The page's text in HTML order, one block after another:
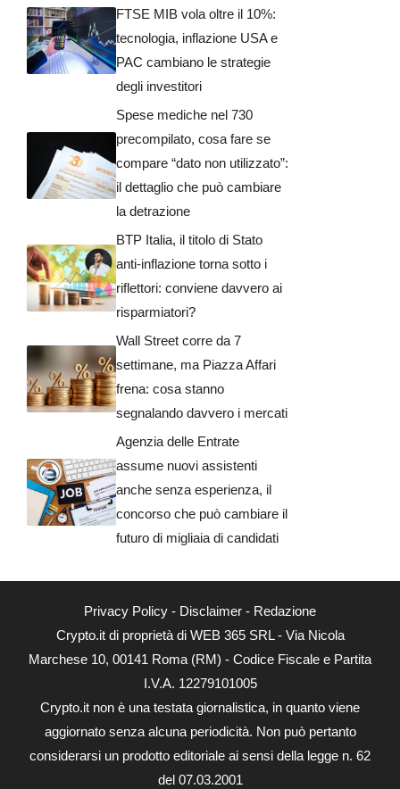
FTSE MIB vola oltre il 10%:
tecnologia, inflazione USA e
PAC cambiano le strategie
degli investitori
Spese mediche nel 730
precompilato, cosa fare se
compare “dato non utilizzato”:
il dettaglio che può cambiare
la detrazione
BTP Italia, il titolo di Stato
anti-inflazione torna sotto i
riflettori: conviene davvero ai
risparmiatori?
Wall Street corre da 7
settimane, ma Piazza Affari
frena: cosa stanno
segnalando davvero i mercati
Agenzia delle Entrate
assume nuovi assistenti
anche senza esperienza, il
concorso che può cambiare il
futuro di migliaia di candidati
Privacy Policy - Disclaimer - Redazione
Crypto.it di proprietà di WEB 365 SRL - Via Nicola
Marchese 10, 00141 Roma (RM) - Codice Fiscale e Partita
I.V.A. 12279101005
Crypto.it non è una testata giornalistica, in quanto viene
aggiornato senza alcuna periodicità. Non può pertanto
considerarsi un prodotto editoriale ai sensi della legge n. 62
del 07.03.2001